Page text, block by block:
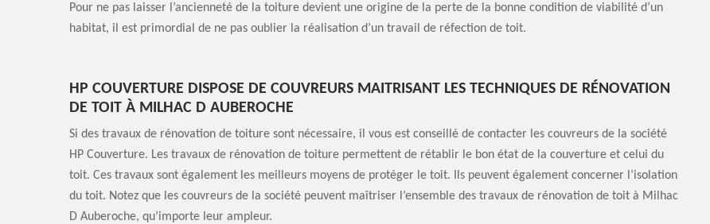
Pour ne pas laisser l’ancienneté de la toiture devient une origine de la perte de la bonne condition de viabilité d’un
habitat, il est primordial de ne pas oublier la réalisation d’un travail de réfection de toit.
HP COUVERTURE DISPOSE DE COUVREURS MAITRISANT LES TECHNIQUES DE RÉNOVATION
DE TOIT À MILHAC D AUBEROCHE
Si des travaux de rénovation de toiture sont nécessaire, il vous est conseillé de contacter les couvreurs de la société
HP Couverture. Les travaux de rénovation de toiture permettent de rétablir le bon état de la couverture et celui du
toit. Ces travaux sont également les meilleurs moyens de protéger le toit. Ils peuvent également concerner l’isolation
du toit. Notez que les couvreurs de la société peuvent maîtriser l’ensemble des travaux de rénovation de toit à Milhac
D Auberoche, qu’importe leur ampleur.